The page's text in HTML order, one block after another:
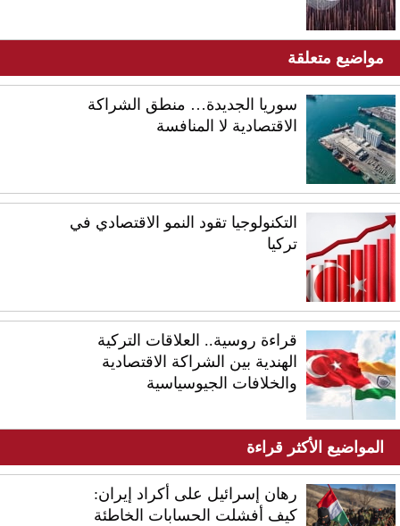
مواضيع متعلقة
سوريا الجديدة… منطق الشراكة
الاقتصادية لا المنافسة
التكنولوجيا تقود النمو الاقتصادي في
تركيا
قراءة روسية.. العلاقات التركية
الهندية بين الشراكة الاقتصادية
والخلافات الجيوسياسية
المواضيع الأكثر قراءة
رهان إسرائيل على أكراد إيران:
كيف أفشلت الحسابات الخاطئة